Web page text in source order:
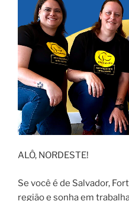
ALÔ, NORDESTE!
Se você é de Salvador,
região e sonha em